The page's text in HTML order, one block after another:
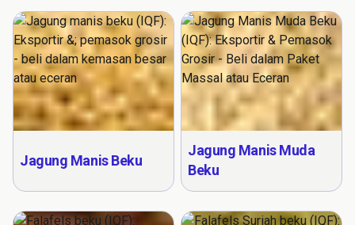
Jagung Manis Beku
Jagung Manis Muda
Beku